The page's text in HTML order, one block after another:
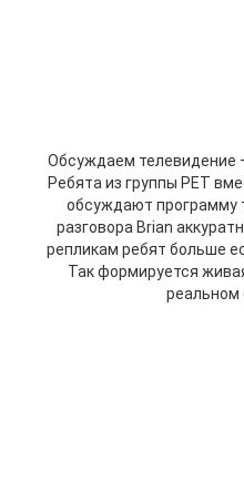
Обсуждаем телевидение
Ребята из группы PET
обсуждают программу
разговора Brian
репликам ребят больше
Так формируется
реальном